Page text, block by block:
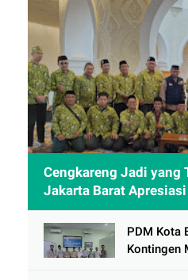
Cengkareng Jadi yang
Jakarta Barat
Sheikh Zayed Solo
PDM Kota
Kontingen